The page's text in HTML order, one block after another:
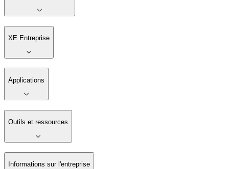
XE Entreprise
Applications
Outils et ressources
Informations sur l'entreprise